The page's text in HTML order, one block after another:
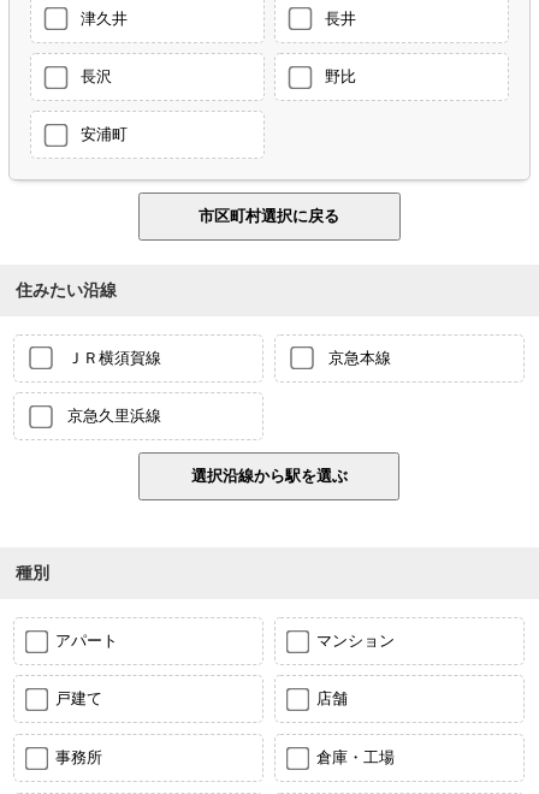
津久井 長井
長沢 野比
安浦町
住みたい沿線
ＪＲ横須賀線 京急本線
京急久里浜線
種別
アパート マンション
戸建て 店舗
事務所 倉庫・工場